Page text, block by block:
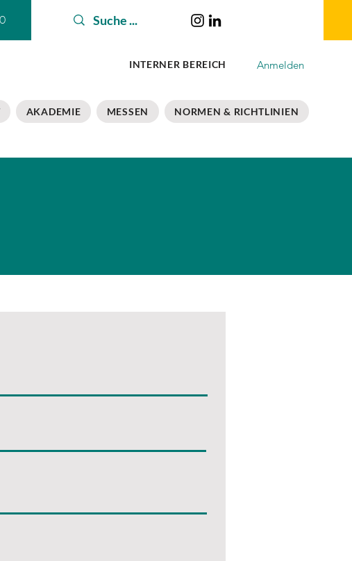
INTERNER BEREICH Anmelden
AKADEMIE MESSEN NORMEN & RICHTLINIEN